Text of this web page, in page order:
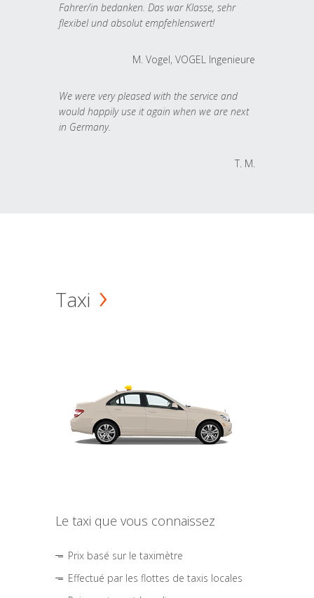
Fahrer/in bedanken. Das war Klasse, sehr
flexibel und absolut empfehlenswert!
M. Vogel, VOGEL Ingenieure
We were very pleased with the service and
would happily use it again when we are next
in Germany.
T. M.
Taxi
Le taxi que vous connaissez
Prix basé sur le taximètre
Effectué par les flottes de taxis locales